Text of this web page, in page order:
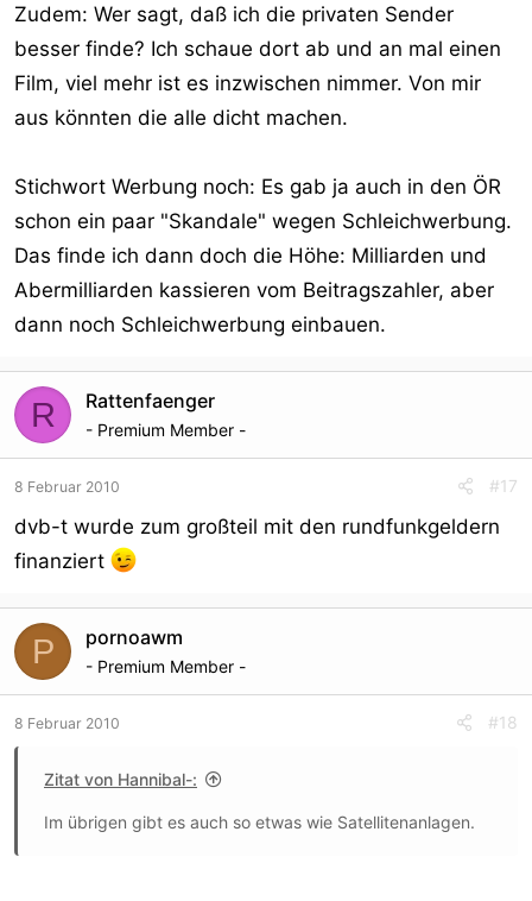
Zudem: Wer sagt, daß ich die privaten Sender
besser finde? Ich schaue dort ab und an mal einen
Film, viel mehr ist es inzwischen nimmer. Von mir
aus könnten die alle dicht machen.
Stichwort Werbung noch: Es gab ja auch in den ÖR
schon ein paar "Skandale" wegen Schleichwerbung.
Das finde ich dann doch die Höhe: Milliarden und
Abermilliarden kassieren vom Beitragszahler, aber
dann noch Schleichwerbung einbauen.
R Rattenfaenger
- Premium Member -
8 Februar 2010 #17
dvb-t wurde zum großteil mit den rundfunkgeldern
finanziert
P pornoawm
- Premium Member -
8 Februar 2010 #18
Zitat von Hannibal-:
Im übrigen gibt es auch so etwas wie Satellitenanlagen.